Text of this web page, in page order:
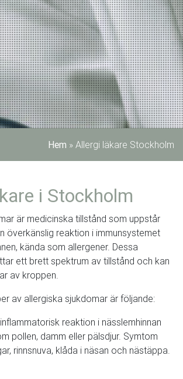
Hem » Allergi läkare Stockholm
i Stockholm
är medicinska tillstånd som uppstår
överkänslig reaktion i immunsystemet
kända som allergener. Dessa
ett brett spektrum av tillstånd och kan
av kroppen.
av allergiska sjukdomar är följande:
inflammatorisk reaktion i nässlemhinnan
pollen, damm eller pälsdjur. Symtom
rinnsnuva, klåda i näsan och nästäppa.